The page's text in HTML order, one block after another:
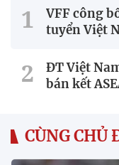
VFF công
tuyển Việt
ĐT Việt
bán kết
CÙNG CHỦ